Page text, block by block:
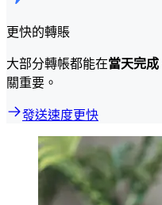
更快的轉賬
大部分轉帳都能在當天完成
關重要。
發送速度更快